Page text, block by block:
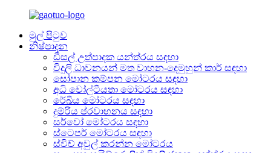
මුල් පිටුව
නිෂ්පාදන
ඩීසල් උත්පාදක යන්ත්රය සඳහා
විදුලි ධාවනයන් මත වාහන-දෙමුහුන් කාර් සඳහා
සෝපාන කම්පන මෝටරය සඳහා
අධි වෝල්ටීයතා මෝටරය සඳහා
රේඛීය මෝටරය සඳහා
දුම්රිය ප්රවාහනය සඳහා
සර්වෝ මෝටරය සඳහා
ස්ටෙපර් මෝටරය සඳහා
ස්විච් අවුල් කරන්න මෝටරය